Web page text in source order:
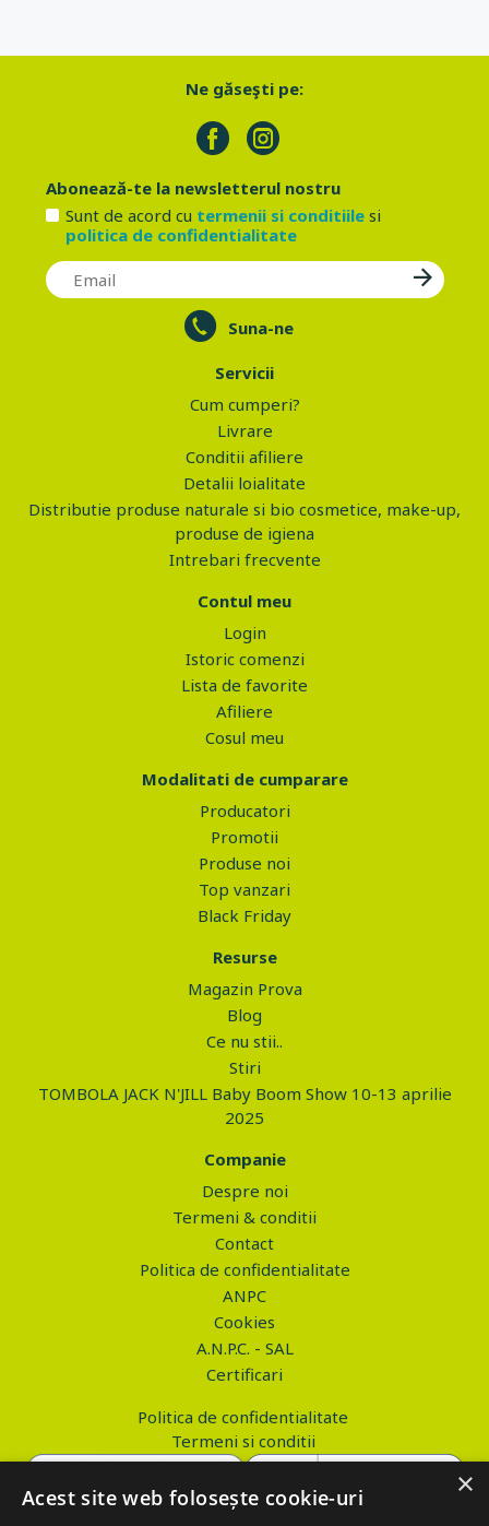
Ne găseşti pe:
Abonează-te la newsletterul nostru
Sunt de acord cu termenii si conditiilesi
politica de confidentialitate
Suna-ne
Servicii
Cum cumperi?
Livrare
Conditii afiliere
Detalii loialitate
Distributie produse naturale si bio cosmetice, make-up,
produse de igiena
Intrebari frecvente
Contul meu
Login
Istoric comenzi
Lista de favorite
Afiliere
Cosul meu
Modalitati de cumparare
Producatori
Promotii
Produse noi
Top vanzari
Black Friday
Resurse
Magazin Prova
Blog
Ce nu stii..
Stiri
TOMBOLA JACK N'JILL Baby Boom Show 10-13 aprilie
2025
Companie
Despre noi
Termeni & conditii
Contact
Politica de confidentialitate
ANPC
Cookies
A.N.P.C. - SAL
Certificari
Politica de confidentialitate
Termeni si conditii
×
Acest site web folosește cookie-uri